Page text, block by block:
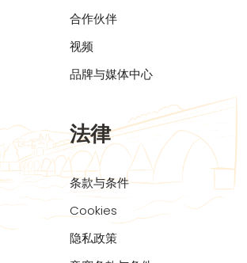
合作伙伴
视频
品牌与媒体中心
法律
条款与条件
Cookies
隐私政策